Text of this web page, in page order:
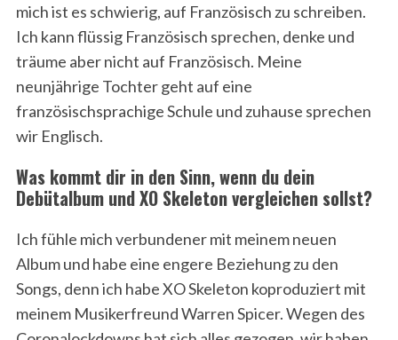
mich ist es schwierig, auf Französisch zu schreiben.
Ich kann flüssig Französisch sprechen, denke und
träume aber nicht auf Französisch. Meine
neunjährige Tochter geht auf eine
französischsprachige Schule und zuhause sprechen
wir Englisch.
Was kommt dir in den Sinn, wenn du dein
Debütalbum und XO Skeleton vergleichen sollst?
Ich fühle mich verbundener mit meinem neuen
Album und habe eine engere Beziehung zu den
Songs, denn ich habe XO Skeleton koproduziert mit
meinem Musikerfreund Warren Spicer. Wegen des